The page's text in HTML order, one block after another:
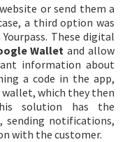
or send them a
a third option was
These digital
Wallet and allow
information about
a code in the app,
which they then
solution has the
sending notifications,
with the customer.